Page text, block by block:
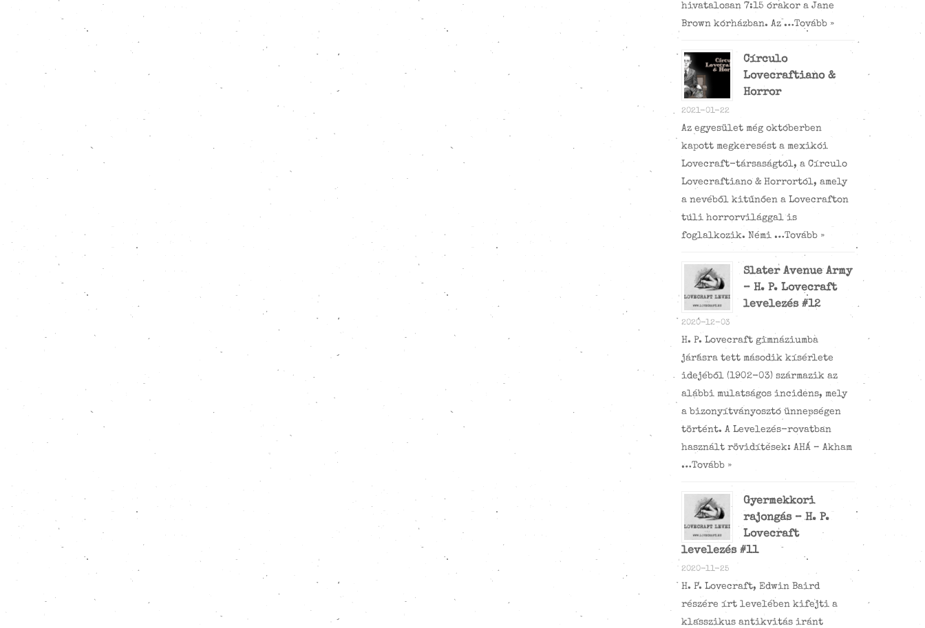
hivatalosan 7:15 órakor a Jane
Brown kórházban. Az …Tovább »
Círculo
Lovecraftiano &
Horror
2021-01-22
Az egyesület még októberben
kapott megkeresést a mexikói
Lovecraft-társaságtól, a Círculo
Lovecraftiano & Horrortól, amely
a nevéből kitűnően a Lovecrafton
túli horrorvilággal is
foglalkozik. Némi …Tovább »
Slater Avenue Army
– H. P. Lovecraft
levelezés #12
2020-12-03
H. P. Lovecraft gimnáziumba
járásra tett második kísérlete
idejéből (1902-03) származik az
alábbi mulatságos incidens, mely
a bizonyítványosztó ünnepségen
történt. A Levelezés-rovatban
használt rövidítések: AHÁ – Akham
…Tovább »
Gyermekkori
rajongás – H. P.
Lovecraft
levelezés #11
2020-11-25
H. P. Lovecraft, Edwin Baird
részére írt levelében kifejti a
klasszikus antikvitás iránt